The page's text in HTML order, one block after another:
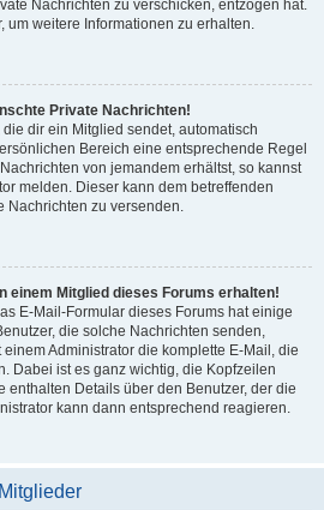
Nachrichten zu verschicken, entzogen hat.
um weitere Informationen zu erhalten.
Private Nachrichten!
dir ein Mitglied sendet, automatisch
Bereich eine entsprechende Regel
von jemandem erhältst, so kannst
melden. Dieser kann dem betreffenden
Nachrichten zu versenden.
einem Mitglied dieses Forums erhalten!
E-Mail-Formular dieses Forums hat einige
die solche Nachrichten senden,
Administrator die komplette E-Mail, die
Dabei ist es ganz wichtig, die Kopfzeilen
enthalten Details über den Benutzer, der die
kann dann entsprechend reagieren.